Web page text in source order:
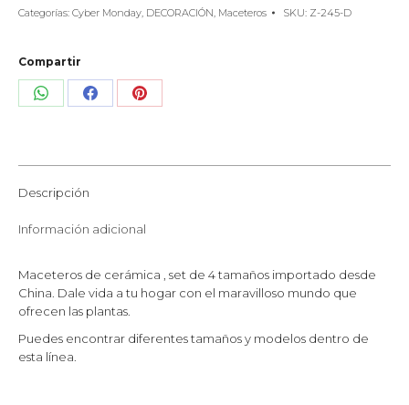
Ramas
Categorías: Cyber Monday, DECORACIÓN, Maceteros SKU: Z-245-D
Compartir
Share Share Share
Descripción
Información adicional
Maceteros de cerámica , set de 4 tamaños importado desde
China. Dale vida a tu hogar con el maravilloso mundo que
ofrecen las plantas.
Puedes encontrar diferentes tamaños y modelos dentro de
esta línea.